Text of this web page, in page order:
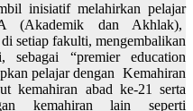
inisiatif melahirkan pelajar
(Akademik dan Akhlak),
setiap fakulti, mengembalikan
sebagai “premier education
pelajar dengan Kemahiran
kemahiran abad ke-21 serta
kemahiran lain seperti